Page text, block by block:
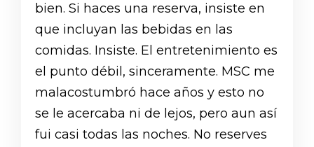
bien. Si haces una reserva, insiste en
que incluyan las bebidas en las
comidas. Insiste. El entretenimiento es
el punto débil, sinceramente. MSC me
malacostumbró hace años y esto no
se le acercaba ni de lejos, pero aun así
fui casi todas las noches. No reserves